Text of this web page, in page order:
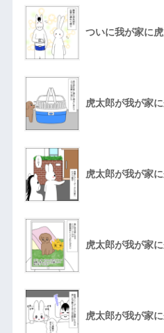
ついに我が家に
虎太郎が我が家
虎太郎が我が家
虎太郎が我が家
虎太郎が我が家